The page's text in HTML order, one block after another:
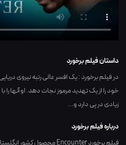
داستان فیلم برخورد
در فیلم برخورد : یک افسر عالی رتبه نیروی
خود را از یک تهدید مرموز نجات دهد. او آنها
زیادی در پی دارد و...
درباره فیلم برخورد
فیلم برخورد Encounter محصول کشور